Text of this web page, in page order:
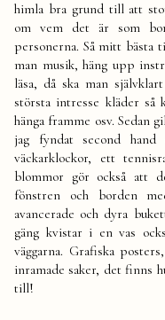
himla bra grund till att
om vem det är som
personerna. Så mitt bästa
man musik, häng upp
läsa, då ska man
största intresse kläder så
hänga framme osv. Sedan
jag fyndat second
väckarklockor, ett
blommor gör också att
fönstren och borden
avancerade och dyra
gäng kvistar i en vas
väggarna. Grafiska
inramade saker, det finns
till!